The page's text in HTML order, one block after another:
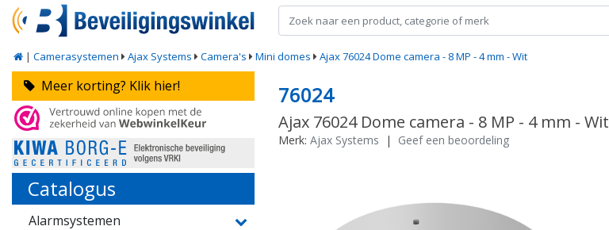
| Camerasystemen Ajax Systems Camera's Mini domes Ajax 76024 Dome camera - 8 MP - 4 mm - Wit
Meer korting? Klik hier!
Catalogus
Alarmsystemen
76024
Ajax 76024 Dome camera - 8 MP - 4 mm - Wit
Merk: Ajax Systems | Geef een beoordeling